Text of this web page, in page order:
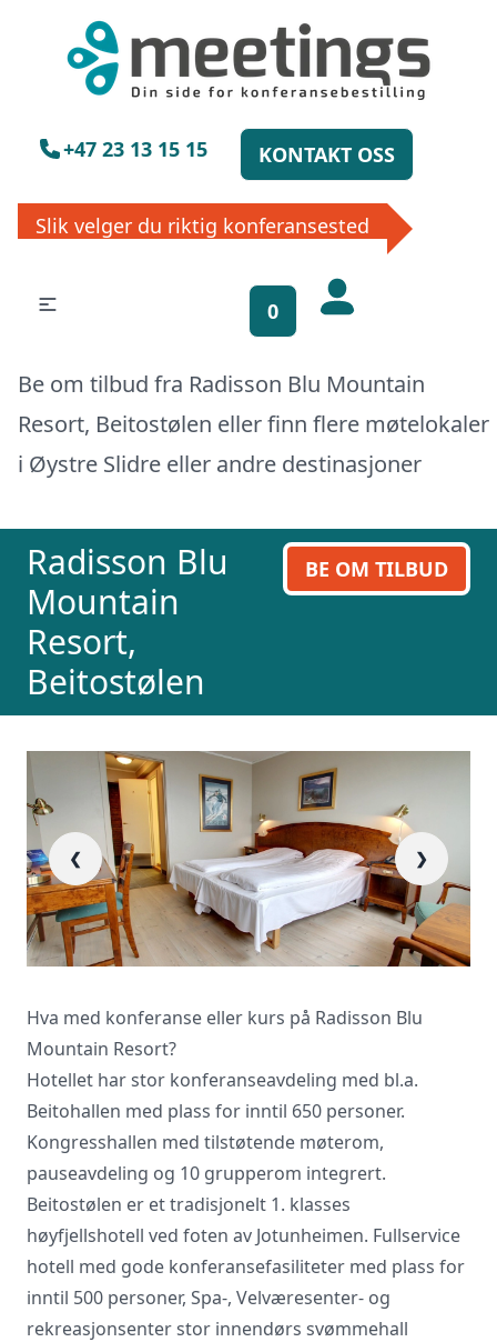
+47 23 13 15 15 KONTAKT OSS
Slik velger du riktig konferansested
0
Be om tilbud fra Radisson Blu Mountain
Resort, Beitostølen eller finn flere møtelokaler
i Øystre Slidre eller andre destinasjoner
Radisson Blu
Mountain
Resort,
Beitostølen
BE OM TILBUD
Vennligst vent
❮ ❯
Hva med konferanse eller kurs på Radisson Blu
Mountain Resort?
Hotellet har stor konferanseavdeling med bl.a.
Beitohallen med plass for inntil 650 personer.
Kongresshallen med tilstøtende møterom,
pauseavdeling og 10 grupperom integrert.
Beitostølen er et tradisjonelt 1. klasses
høyfjellshotell ved foten av Jotunheimen. Fullservice
hotell med gode konferansefasiliteter med plass for
inntil 500 personer, Spa-, Velværesenter- og
rekreasjonsenter stor innendørs svømmehall
Få gratis
bookinghjelp, send
oss din forespørsel!
stedet til ditt neste møte, konferanse
eller event. Vi er klare til å hjelpe deg,
inn skjema og du vil raskt få svar, eller
Vi innhenter uforpliktende tilbud, gir
råd og forhandler priser og
betingelser, bestiller på ønsket sted,
gjennomgår kontrakt og følger opp
viktige frister. Tjenesten er kostnadsfri
for deg som kunde, og det er ingen
påslag i prisene.
LUKK VINDU SEND FORESPØRSEL